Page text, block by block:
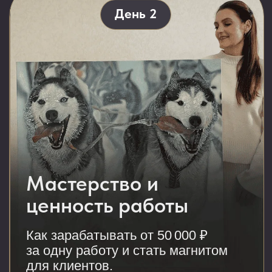
Результат : Добавление финального
света и жизни. Картина «дышит»
и готова к продаже.
Финал: ваш готовый
шедевр
Секрет ВАУ-эффекта на картине
и персональные фишки от Арона.
Урок: «Пошаговая
День 5